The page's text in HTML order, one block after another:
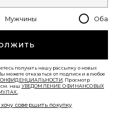
ADINE
Мужчины Оба
получать нашу рассылку о новых
можете отказаться от подписки в любое
. Просмотр
наш УВЕДОМЛЕНИЕ О ФИНАНСОВЫХ
совершить покупку